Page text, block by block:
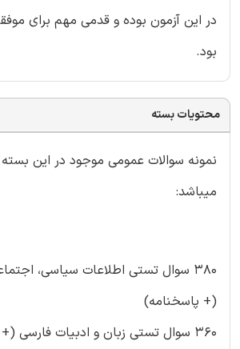
در این آزمون بوده و قدمی مهم برای
بود.
محتویات بسته
نمونه سوالات عمومی موجود در این
میباشد:
380 سوال تستی اطلاعات سیاسی،
(+ پاسخنامه)
360 سوال تستی زبان و ادبیات فارسی (+ پاسخنامه)